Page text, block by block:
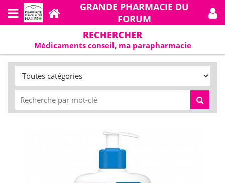
GRANDE PHARMACIE DU
FORUM
RECHERCHER
Médicaments conseil, ma parapharmacie